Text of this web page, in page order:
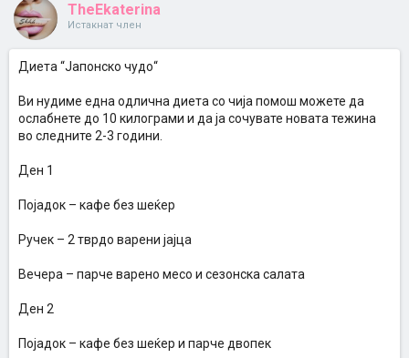
TheEkaterina
Истакнат член
Диета “Јапонско чудо“
Ви нудиме една одлична диета со чија помош можете да
ослабнете до 10 килограми и да ја сочувате новата тежина
во следните 2-3 години.
Ден 1
Појадок – кафе без шеќер
Ручек – 2 тврдо варени јајца
Вечера – парче варено месо и сезонска салата
Ден 2
Појадок – кафе без шеќер и парче двопек